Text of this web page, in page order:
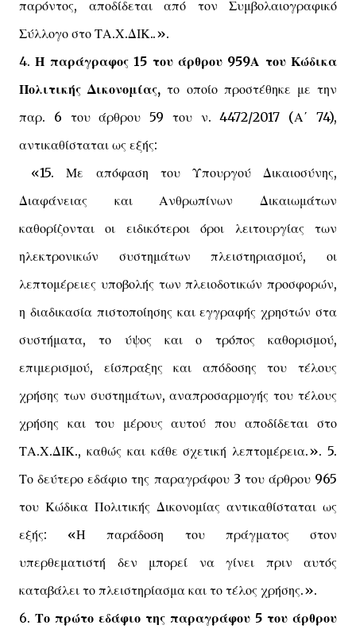
παρόντος, αποδίδεται από τον Συμβολαιογραφικό
Σύλλογο στο ΤΑ.Χ.ΔΙΚ..».
4. Η παράγραφος 15 του άρθρου 959Α του Κώδικα
Πολιτικής Δικονομίας, το οποίο προστέθηκε με την
παρ. 6 του άρθρου 59 του ν. 4472/2017 (Α΄ 74),
αντικαθίσταται ως εξής:
«15. Με απόφαση του Υπουργού Δικαιοσύνης,
Διαφάνειας και Ανθρωπίνων Δικαιωμάτων
καθορίζονται οι ειδικότεροι όροι λειτουργίας των
ηλεκτρονικών συστημάτων πλειστηριασμού, οι
λεπτομέρειες υποβολής των πλειοδοτικών προσφορών,
η διαδικασία πιστοποίησης και εγγραφής χρηστών στα
συστήματα, το ύψος και ο τρόπος καθορισμού,
επιμερισμού, είσπραξης και απόδοσης του τέλους
χρήσης των συστημάτων, αναπροσαρμογής του τέλους
χρήσης και του μέρους αυτού που αποδίδεται στο
ΤΑ.Χ.ΔΙΚ., καθώς και κάθε σχετική λεπτομέρεια.». 5.
Το δεύτερο εδάφιο της παραγράφου 3 του άρθρου 965
του Κώδικα Πολιτικής Δικονομίας αντικαθίσταται ως
εξής: «Η παράδοση του πράγματος στον
υπερθεματιστή δεν μπορεί να γίνει πριν αυτός
καταβάλει το πλειστηρίασμα και το τέλος χρήσης.».
6. Το πρώτο εδάφιο της παραγράφου 5 του άρθρου